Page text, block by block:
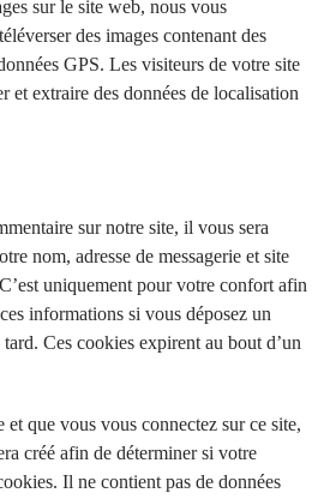
sur le site web, nous vous
des images contenant des
GPS. Les visiteurs de votre site
et extraire des données de localisation
sur notre site, il vous sera
nom, adresse de messagerie et site
uniquement pour votre confort afin
informations si vous déposez un
Ces cookies expirent au bout d’un
et que vous vous connectez sur ce site,
créé afin de déterminer si votre
Il ne contient pas de données